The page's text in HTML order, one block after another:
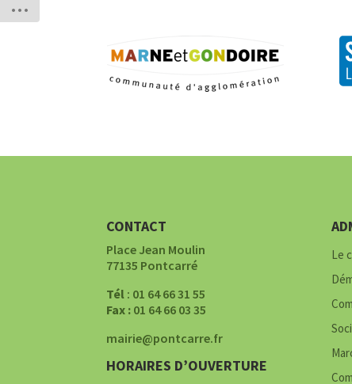
CONTACT
Place Jean Moulin
77135 Pontcarré
Tél : 01 64 66 31 55
Fax : 01 64 66 03 35
mairie@pontcarre.fr
HORAIRES D’OUVERTURE
Le